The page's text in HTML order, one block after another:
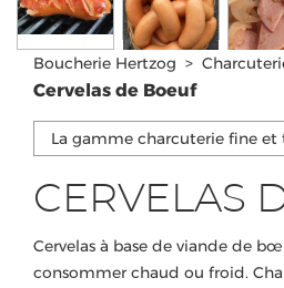
Boucherie Hertzog >
Cervelas de Boeuf
La gamme charcuterie fine et
CERVELAS
Cervelas à base de viande de
consommer chaud ou froid.